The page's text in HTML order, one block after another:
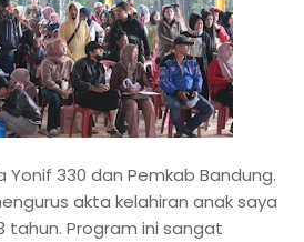
Yonif 330 dan Pemkab Bandung.
akta kelahiran anak saya
tahun. Program ini sangat